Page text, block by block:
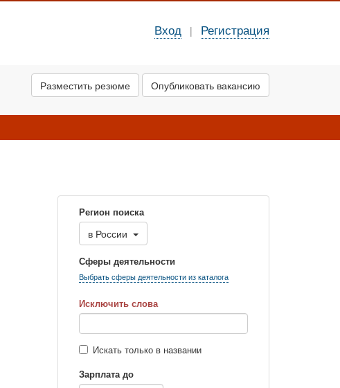
Вход | Регистрация
Разместить резюме Опубликовать вакансию
Регион поиска
в России
Сферы деятельности
Выбрать сферы деятельности из каталога
Исключить слова
Искать только в названии
Зарплата до